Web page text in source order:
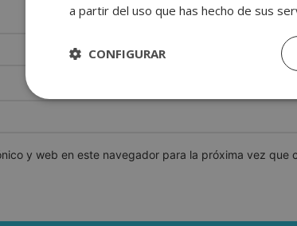
y web en este navegador para la próxima vez que
a partir del uso que has hecho de sus
CONFIGURAR
Estrictamente